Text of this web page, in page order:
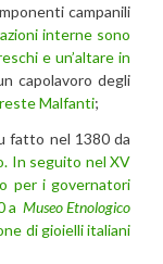
campanili
interne sono
e un’altare in
capolavoro degli
Malfanti;
fatto nel 1380 da
In seguito nel XV
per i governatori
a Museo Etnologico
di gioielli italiani